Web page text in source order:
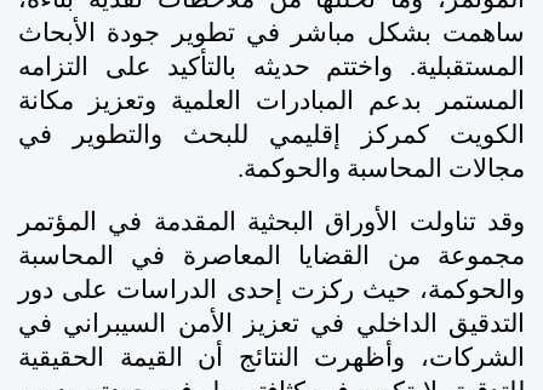
ساهمت بشكل مباشر في تطوير جودة الأبحاث
المستقبلية. واختتم حديثه بالتأكيد على التزامه
المستمر بدعم المبادرات العلمية وتعزيز مكانة
الكويت كمركز إقليمي للبحث والتطوير في
مجالات المحاسبة والحوكمة.
وقد تناولت الأوراق البحثية المقدمة في المؤتمر
مجموعة من القضايا المعاصرة في المحاسبة
والحوكمة، حيث ركزت إحدى الدراسات على دور
التدقيق الداخلي في تعزيز الأمن السيبراني في
الشركات، وأظهرت النتائج أن القيمة الحقيقية